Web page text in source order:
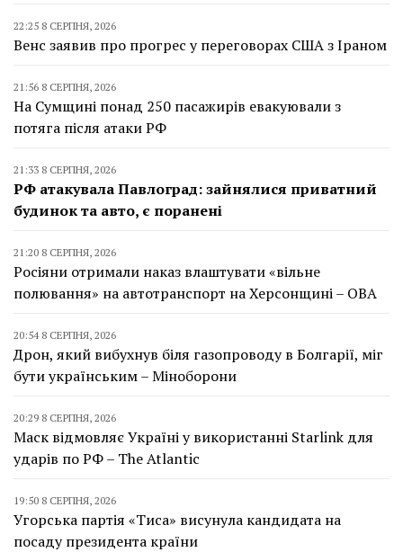
22:25 8 СЕРПНЯ, 2026
Венс заявив про прогрес у переговорах США з Іраном
21:56 8 СЕРПНЯ, 2026
На Сумщині понад 250 пасажирів евакуювали з
потяга після атаки РФ
21:33 8 СЕРПНЯ, 2026
РФ атакувала Павлоград: зайнялися приватний
будинок та авто, є поранені
21:20 8 СЕРПНЯ, 2026
Росіяни отримали наказ влаштувати «вільне
полювання» на автотранспорт на Херсонщині – ОВА
20:54 8 СЕРПНЯ, 2026
Дрон, який вибухнув біля газопроводу в Болгарії, міг
бути українським – Міноборони
20:29 8 СЕРПНЯ, 2026
Маск відмовляє Україні у використанні Starlink для
ударів по РФ – The Atlantic
19:50 8 СЕРПНЯ, 2026
Угорська партія «Тиса» висунула кандидата на
посаду президента країни